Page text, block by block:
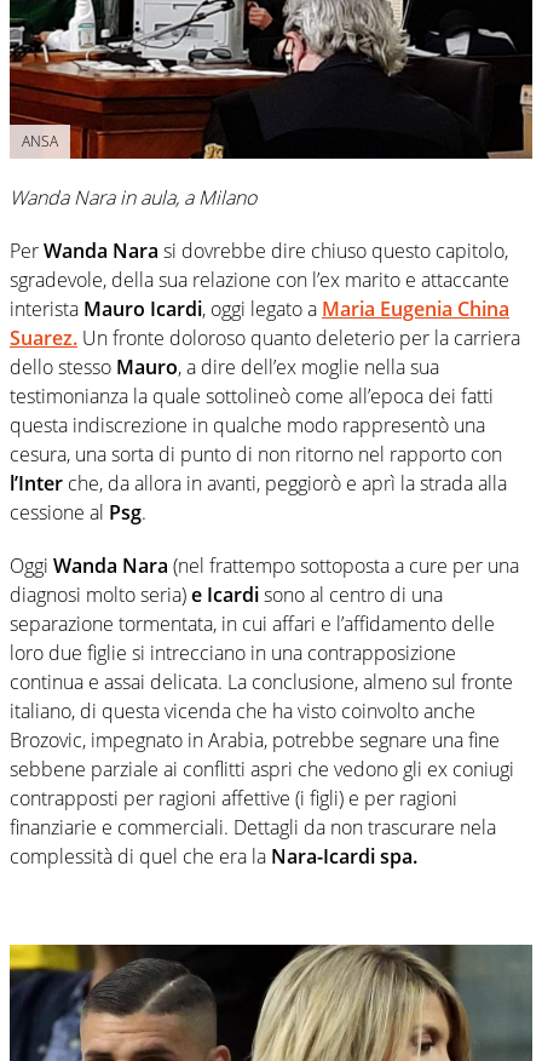
ANSA
Wanda Nara in aula, a Milano
PerWanda Nara si dovrebbe dire chiuso questo capitolo,
sgradevole, della sua relazione con l’ex marito e attaccante
interista Mauro Icardi, oggi legato a Maria Eugenia China
Suarez. Un fronte doloroso quanto deleterio per la carriera
dello stesso Mauro, a dire dell’ex moglie nella sua
testimonianza la quale sottolineò come all’epoca dei fatti
questa indiscrezione in qualche modo rappresentò una
cesura, una sorta di punto di non ritorno nel rapporto con
l’Inter che, da allora in avanti, peggiorò e aprì la strada alla
cessione al Psg.
Oggi Wanda Nara (nel frattempo sottoposta a cure per una
diagnosi molto seria)e Icardisono al centro di una
separazione tormentata, in cui affari e l’affidamento delle
loro due figlie si intrecciano in una contrapposizione
continua e assai delicata. La conclusione, almeno sul fronte
italiano, di questa vicenda che ha visto coinvolto anche
Brozovic, impegnato in Arabia, potrebbe segnare una fine
sebbene parziale ai conflitti aspri che vedono gli ex coniugi
contrapposti per ragioni affettive (i figli) e per ragioni
finanziarie e commerciali. Dettagli da non trascurare nela
complessità di quel che era la Nara-Icardi spa.